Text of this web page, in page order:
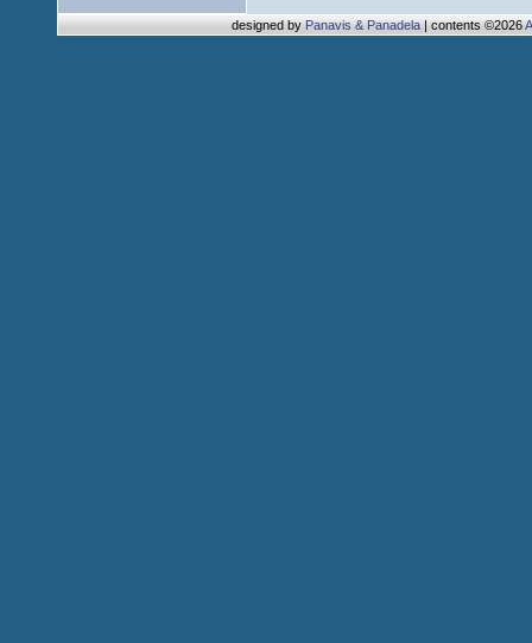
designed byPanavis & Panadela| contents ©2026